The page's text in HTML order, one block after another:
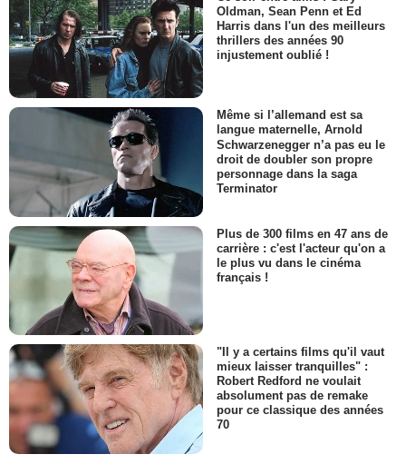
Oldman, Sean Penn et Ed
Harris dans l'un des meilleurs
thrillers des années 90
injustement oublié !
Même si l’allemand est sa
langue maternelle, Arnold
Schwarzenegger n’a pas eu le
droit de doubler son propre
personnage dans la saga
Terminator
Plus de 300 films en 47 ans de
carrière : c'est l'acteur qu'on a
le plus vu dans le cinéma
français !
"Il y a certains films qu'il vaut
mieux laisser tranquilles" :
Robert Redford ne voulait
absolument pas de remake
pour ce classique des années
70